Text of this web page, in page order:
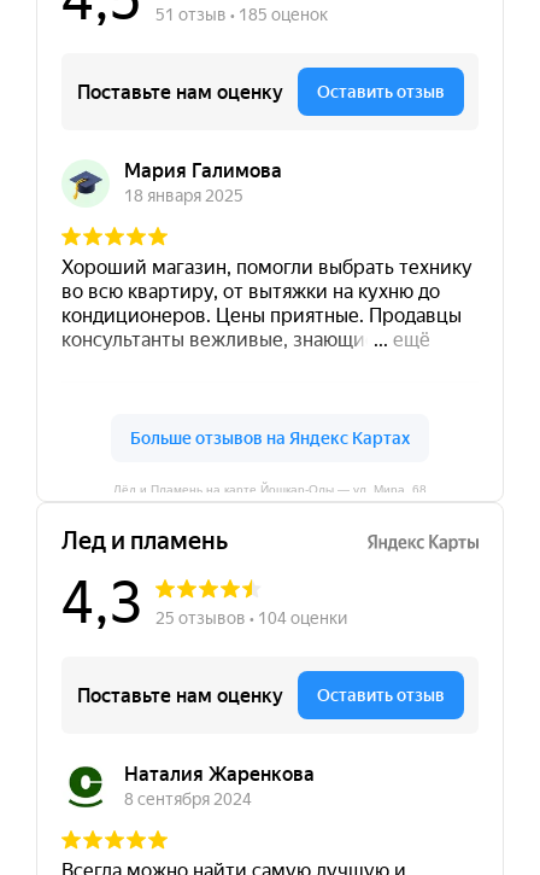
Лёд и Пламень на карте Йошкар‑Олы — ул. Мира, 68